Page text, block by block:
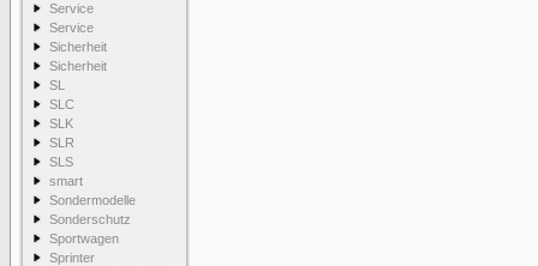
Service
Service
Sicherheit
Sicherheit
SL
SLC
SLK
SLR
SLS
smart
Sondermodelle
Sonderschutz
Sportwagen
Sprinter